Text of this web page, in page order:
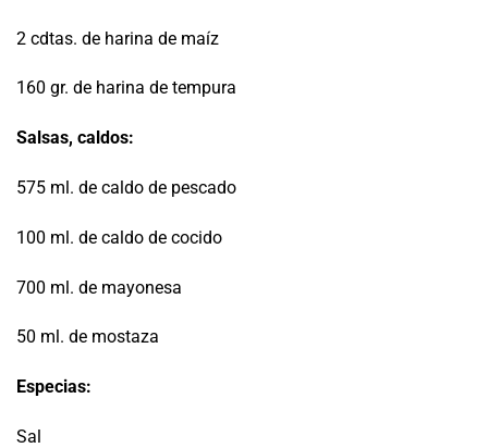
2 cdtas. de harina de maíz
160 gr. de harina de tempura
Salsas, caldos:
575 ml. de caldo de pescado
100 ml. de caldo de cocido
700 ml. de mayonesa
50 ml. de mostaza
Especias:
Sal